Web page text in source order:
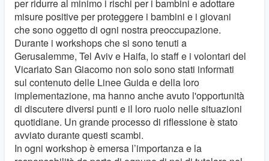
per ridurre al minimo i rischi per i bambini e adottare
misure positive per proteggere i bambini e i giovani
che sono oggetto di ogni nostra preoccupazione.
Durante i workshops che si sono tenuti a
Gerusalemme, Tel Aviv e Haifa, lo staff e i volontari del
Vicariato San Giacomo non solo sono stati informati
sul contenuto delle Linee Guida e della loro
implementazione, ma hanno anche avuto l'opportunità
di discutere diversi punti e il loro ruolo nelle situazioni
quotidiane. Un grande processo di riflessione è stato
avviato durante questi scambi.
In ogni workshop è emersa l’importanza e la